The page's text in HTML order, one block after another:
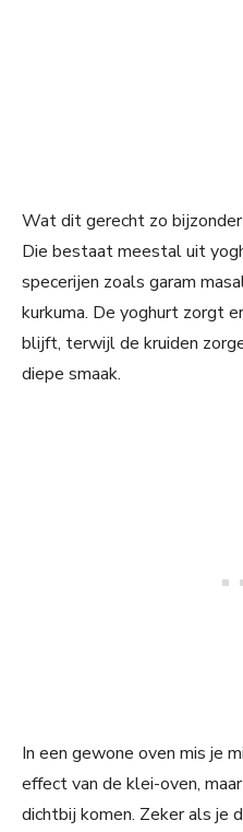
Wat dit gerecht zo
Die bestaat meestal uit
specerijen zoals garam
kurkuma. De yoghurt zorgt
blijft, terwijl de kruiden
diepe smaak.
In een gewone oven mis je
effect van de klei-oven,
dichtbij komen. Zeker als je